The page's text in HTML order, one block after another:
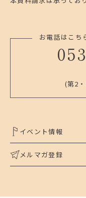
お電話はこち
(第2
イベント情報
メルマガ登録